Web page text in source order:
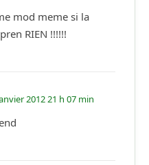
mod meme si la
RIEN !!!!!!
2012 21 h 07 min